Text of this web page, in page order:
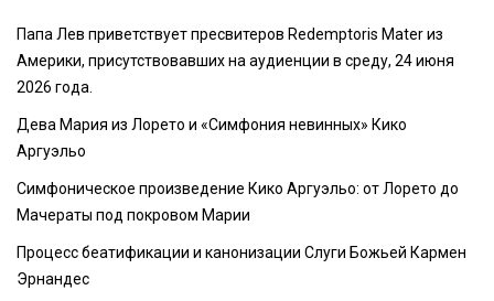
Папа Лев приветствует пресвитеров Redemptoris Mater из
Америки, присутствовавших на аудиенции в среду, 24 июня
2026 года.
Дева Мария из Лорето и «Симфония невинных» Кико
Аргуэльо
Симфоническое произведение Кико Аргуэльо: от Лорето до
Мачераты под покровом Марии
Процесс беатификации и канонизации Слуги Божьей Кармен
Эрнандес